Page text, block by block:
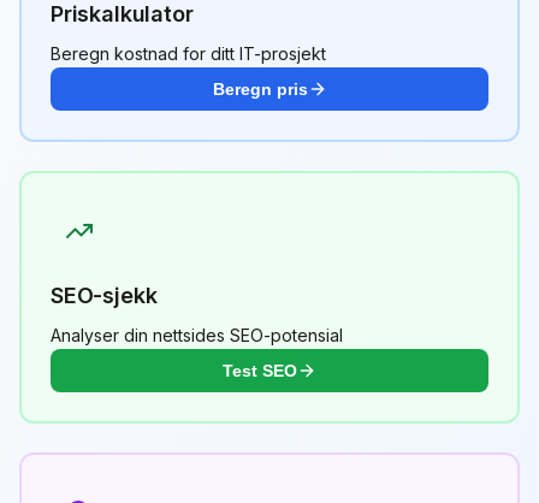
Priskalkulator
Beregn kostnad for ditt IT-prosjekt
Beregn pris
SEO-sjekk
Analyser din nettsides SEO-potensial
Test SEO